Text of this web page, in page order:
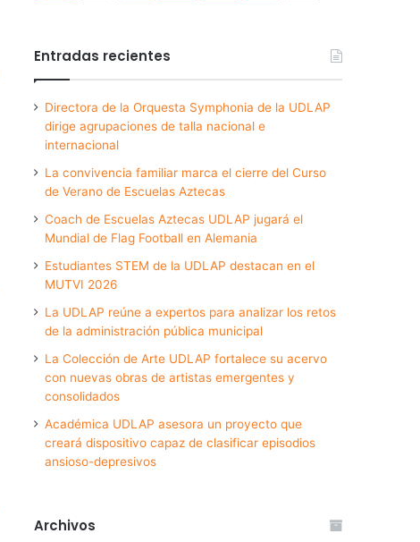
Entradas recientes
Directora de la Orquesta Symphonia de la UDLAP
dirige agrupaciones de talla nacional e
internacional
La convivencia familiar marca el cierre del Curso
de Verano de Escuelas Aztecas
Coach de Escuelas Aztecas UDLAP jugará el
Mundial de Flag Football en Alemania
Estudiantes STEM de la UDLAP destacan en el
MUTVI 2026
La UDLAP reúne a expertos para analizar los retos
de la administración pública municipal
La Colección de Arte UDLAP fortalece su acervo
con nuevas obras de artistas emergentes y
consolidados
Académica UDLAP asesora un proyecto que
creará dispositivo capaz de clasificar episodios
ansioso-depresivos
Archivos